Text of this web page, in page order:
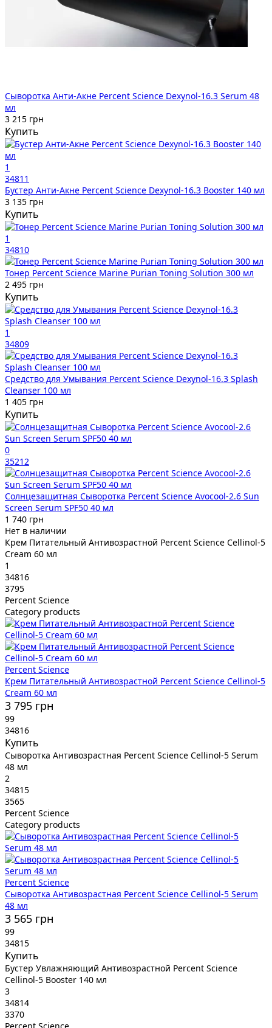
Сыворотка Анти-Акне Percent Science Dexynol-16.3 Serum 48
мл
3 215 грн
Купить
1
34811
Бустер Анти-Акне Percent Science Dexynol-16.3 Booster 140 мл
3 135 грн
Купить
1
34810
Тонер Percent Science Marine Purian Toning Solution 300 мл
2 495 грн
Купить
1
34809
Средство для Умывания Percent Science Dexynol-16.3 Splash
Cleanser 100 мл
1 405 грн
Купить
0
35212
Солнцезащитная Сыворотка Percent Science Avocool-2.6 Sun
Screen Serum SPF50 40 мл
1 740 грн
Нет в наличии
Крем Питательный Антивозрастной Percent Science Cellinol-5
Cream 60 мл
1
34816
3795
Percent Science
Category products
Percent Science
Крем Питательный Антивозрастной Percent Science Cellinol-5
Cream 60 мл
3 795 грн
99
34816
Купить
Сыворотка Антивозрастная Percent Science Cellinol-5 Serum
48 мл
2
34815
3565
Percent Science
Category products
Percent Science
Сыворотка Антивозрастная Percent Science Cellinol-5 Serum
48 мл
3 565 грн
99
34815
Купить
Бустер Увлажняющий Антивозрастной Percent Science
Cellinol-5 Booster 140 мл
3
34814
3370